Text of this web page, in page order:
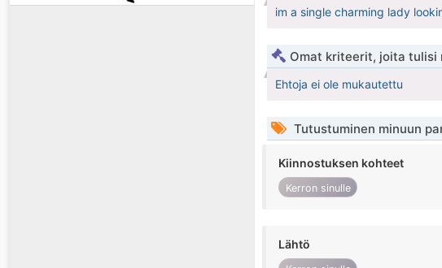
im a single charming lady
Omat kriteerit, joita tulisi
Ehtoja ei ole mukautettu
Tutustuminen minuun
Kiinnostuksen kohteet
Kerron sinulle
Lähtö